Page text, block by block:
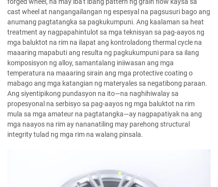
forged wheel, na may iba't ibang pattern ng grain flow kaysa sa
cast wheel at nangangailangan ng espesyal na pagsusuri bago ang
anumang pagtatangka sa pagkukumpuni. Ang kaalaman sa heat
treatment ay nagpapahintulot sa mga teknisyan sa pag-aayos ng
mga baluktot na rim na ilapat ang kontroladong thermal cycle na
maaaring mapabuti ang resulta ng pagkukumpuni para sa ilang
komposisyon ng alloy, samantalang iniiwasan ang mga
temperatura na maaaring sirain ang mga protective coating o
mabago ang mga katangian ng materyales sa negatibong paraan.
Ang siyentipikong pundasyon na ito—na naghihiwalay sa
propesyonal na serbisyo sa pag-aayos ng mga baluktot na rim
mula sa mga amateur na pagtatangka—ay nagpapatiyak na ang
mga naayos na rim ay nananatiling may parehong structural
integrity tulad ng mga rim na walang pinsala.